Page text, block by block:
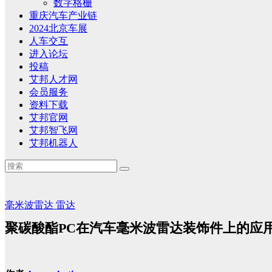
数字格栅
重庆汽车产业链
2024北京车展
人车交互
进入论坛
投稿
艾邦人才网
会员服务
资料下载
艾邦官网
艾邦智飞网
艾邦机器人
毫米波雷达 雷达
聚碳酸酯PC在汽车毫米波雷达装饰件上的应